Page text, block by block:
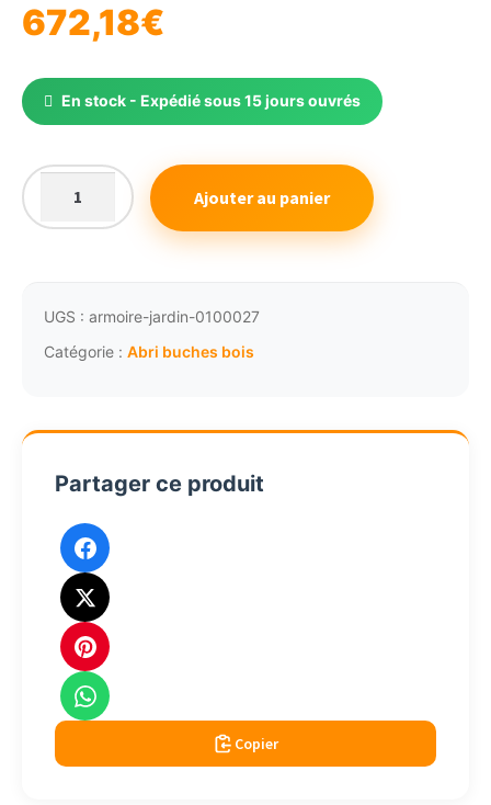
672,18€
En stock - Expédié sous 15 jours ouvrés
quantité
de
bois
avec
CAR2020TA
Ajouter au panier
UGS : armoire-jardin-0100027
Catégorie : Abri buches bois
Partager ce produit
Copier